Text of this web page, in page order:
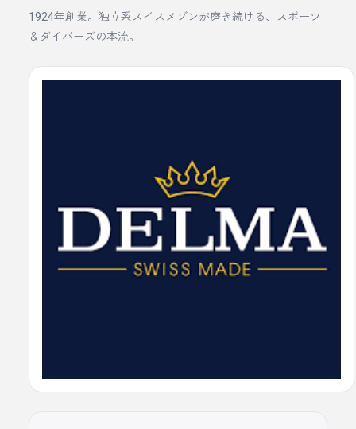
1924年創業。独立系スイスメゾンが磨き続ける、スポーツ
＆ダイバーズの本流。